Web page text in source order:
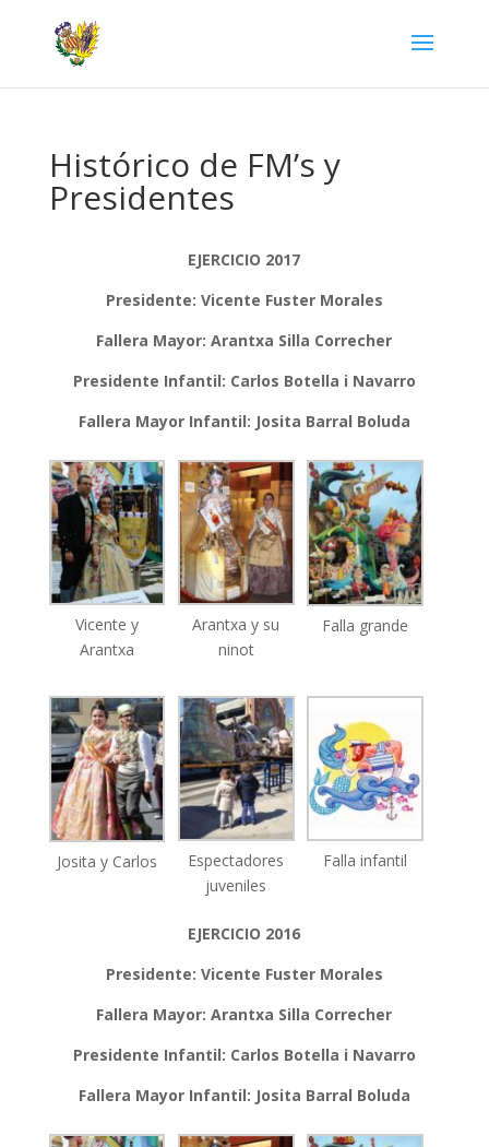
Histórico de FM’s y
Presidentes
EJERCICIO 2017
Presidente: Vicente Fuster Morales
Fallera Mayor: Arantxa Silla Correcher
Presidente Infantil: Carlos Botella i Navarro
Fallera Mayor Infantil: Josita Barral Boluda
Vicente y
Arantxa
Arantxa y su
ninot
Falla grande
Josita y Carlos
Espectadores
juveniles
Falla infantil
EJERCICIO 2016
Presidente: Vicente Fuster Morales
Fallera Mayor: Arantxa Silla Correcher
Presidente Infantil: Carlos Botella i Navarro
Fallera Mayor Infantil: Josita Barral Boluda